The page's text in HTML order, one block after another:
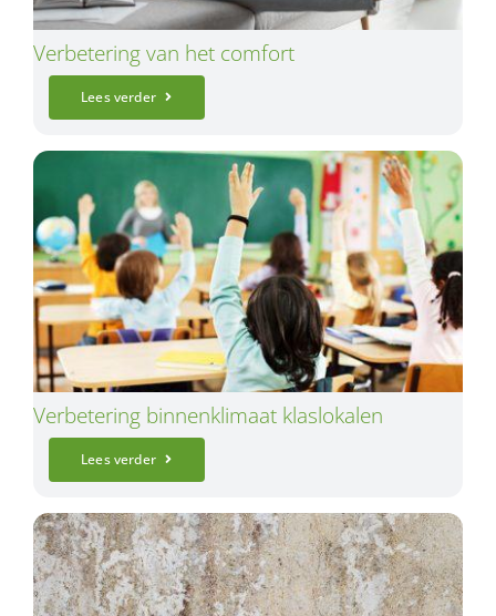
Verbetering van het comfort
Lees verder
Verbetering binnenklimaat klaslokalen
Lees verder